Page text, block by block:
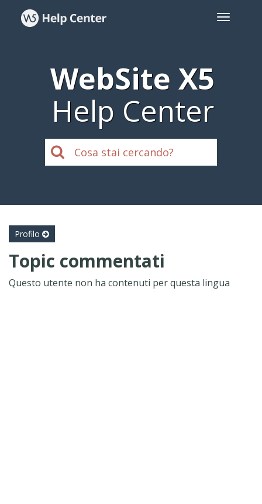
WebSite X5
Help Center
Profilo
Topic commentati
Questo utente non ha contenuti per questa lingua